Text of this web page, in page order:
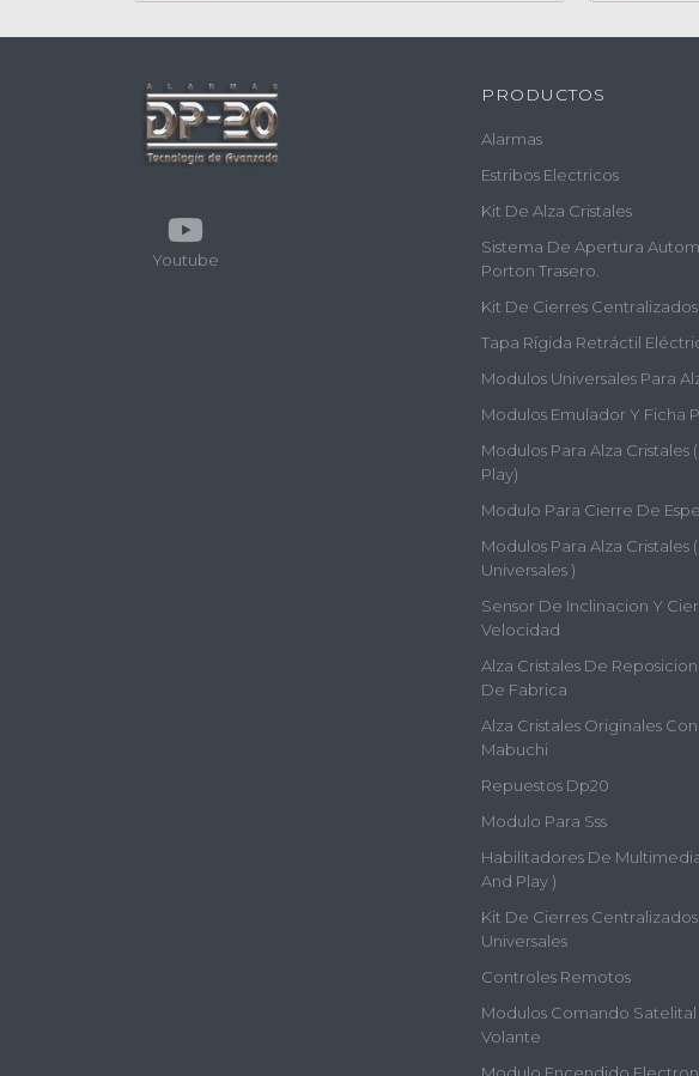
Youtube
PRODUCTOS
Alarmas
Estribos Electricos
Kit De Alza Cristales
Sistema De Apertura
Porton Trasero.
Kit De Cierres
Tapa Rígida Retráctil
Modulos Universales Para
Modulos Emulador Y Ficha
Modulos Para Alza Cristales
Play)
Modulo Para Cierre De
Modulos Para Alza Cristales (
Universales )
Sensor De Inclinacion Y
Velocidad
Alza Cristales De
De Fabrica
Alza Cristales Originales
Mabuchi
Repuestos Dp20
Modulo Para Sss
Habilitadores De
And Play )
Kit De Cierres Centralizados
Universales
Controles Remotos
Modulos Comando
Volante
Modulo Encendido